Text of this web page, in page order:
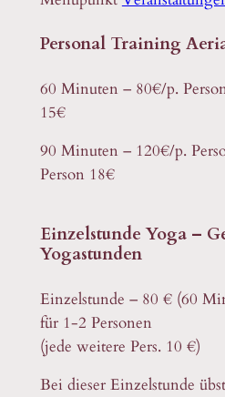
Personal Training
60 Minuten – 80€/p.
15€
90 Minuten – 120€/p.
Person 18€
Einzelstunde Yoga –
Yogastunden
Einzelstunde – 80 € (60
für 1-2 Personen
(jede weitere Pers. 10 €)
Bei dieser Einzelstunde